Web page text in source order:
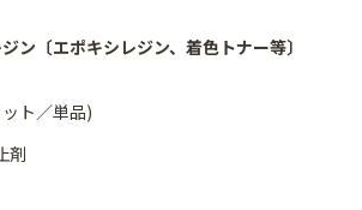
ン〔エポキシレジン、着色トナー等〕
ト／単品)
剤